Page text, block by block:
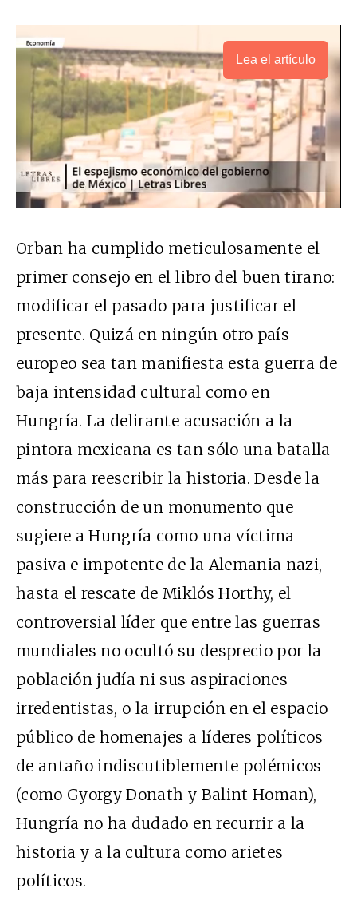
Lea el artículo
Orban ha cumplido meticulosamente el
primer consejo en el libro del buen tirano:
modificar el pasado para justificar el
presente. Quizá en ningún otro país
europeo sea tan manifiesta esta guerra de
baja intensidad cultural como en
Hungría. La delirante acusación a la
pintora mexicana es tan sólo una batalla
más para reescribir la historia. Desde la
construcción de un monumento que
sugiere a Hungría como una víctima
pasiva e impotente de la Alemania nazi,
hasta el rescate de Miklós Horthy, el
controversial líder que entre las guerras
mundiales no ocultó su desprecio por la
población judía ni sus aspiraciones
irredentistas, o la irrupción en el espacio
público de homenajes a líderes políticos
de antaño indiscutiblemente polémicos
(como Gyorgy Donath y Balint Homan),
Hungría no ha dudado en recurrir a la
historia y a la cultura como arietes
políticos.